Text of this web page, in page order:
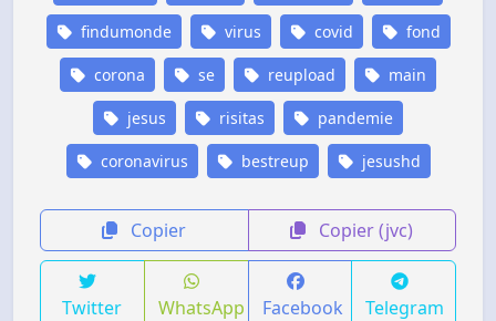
findumonde virus covid fond
corona se reupload main
jesus risitas pandemie
coronavirus bestreup jesushd
Copier Copier (jvc)
Twitter WhatsApp Facebook Telegram